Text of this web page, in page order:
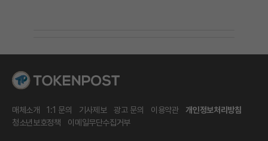
매체소개 1:1 문의 기사제보 광고 문의 이용약관
개인정보처리방침
청소년보호정책
이메일무단수집거부